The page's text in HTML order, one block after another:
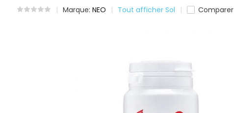
Marque: NEO Tout afficher Sol Comparer